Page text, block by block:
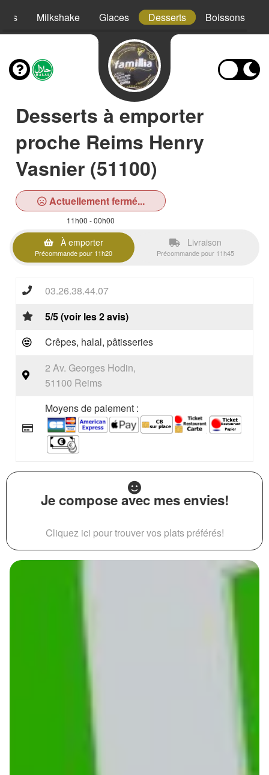
Milkshake Glaces Desserts Boissons
Desserts à emporter
proche Reims Henry
Vasnier (51100)
Actuellement fermé...
11h00 - 00h00
À emporter
Précommande pour 11h20
Livraison
Précommande pour 11h45
03.26.38.44.07
5/5 (voir les 2 avis)
Crêpes, halal, pâtisseries
2 Av. Georges Hodin,
51100 Reims
Moyens de paiement :
Je compose avec mes envies!
Cliquez ici pour trouver vos plats préférés!